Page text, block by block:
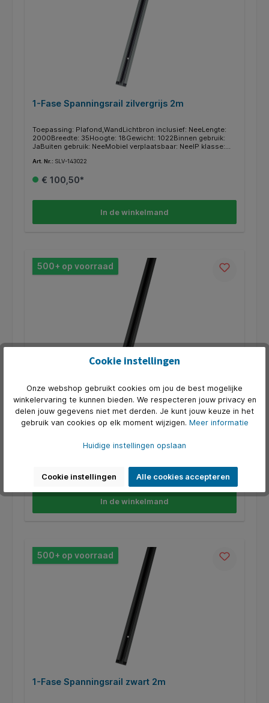
1-Fase Spanningsrail zilvergrijs 2m
Toepassing: Plafond,WandLichtbron inclusief: NeeLengte:
2000Breedte: 35Hoogte: 18Gewicht: 1022Binnen gebruik:
JaBuiten gebruik: NeeMobiel verplaatsbaar: NeeIP klasse:
OpbouwBeveiligingsklasse: ISerie: 1~ SYSTEM
Art. Nr.: SLV-143022
€ 100,50*
In de winkelmand
500+ op voorraad
1-Fase Spanningsrail zwart 1m
Toepassing: Plafond,WandLichtbron inclusief: NeeLengte:
1000Breedte: 35Hoogte: 18Gewicht: 518Binnen gebruik:
IP20Materiaal: AluminiumKleur: ZwartMontage type:
OpbouwBeveiligingsklasse: ISerie: 1~ SYSTEM
SLV-143010
In de winkelmand
500+ op voorraad
1-Fase Spanningsrail zwart 2m
Cookie instellingen
Onze webshop gebruikt cookies om jou de best mogelijke
winkelervaring te kunnen bieden. We respecteren jouw privacy en
delen jouw gegevens niet met derden. Je kunt jouw keuze in het
gebruik van cookies op elk moment wijzigen. Meer informatie
Huidige instellingen opslaan
Cookie instellingen Alle cookies accepteren